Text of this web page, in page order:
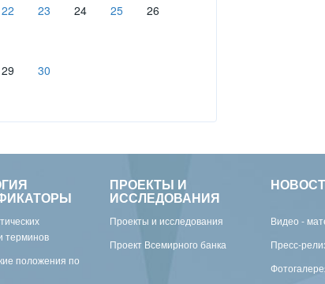
22 23 24 25
26
29 30
терминов
положения по
ПРОЕКТЫ И
ИССЛЕДОВАНИЯ
Проекты и исследования
Проект Всемирного банка
Видео -
Пресс-